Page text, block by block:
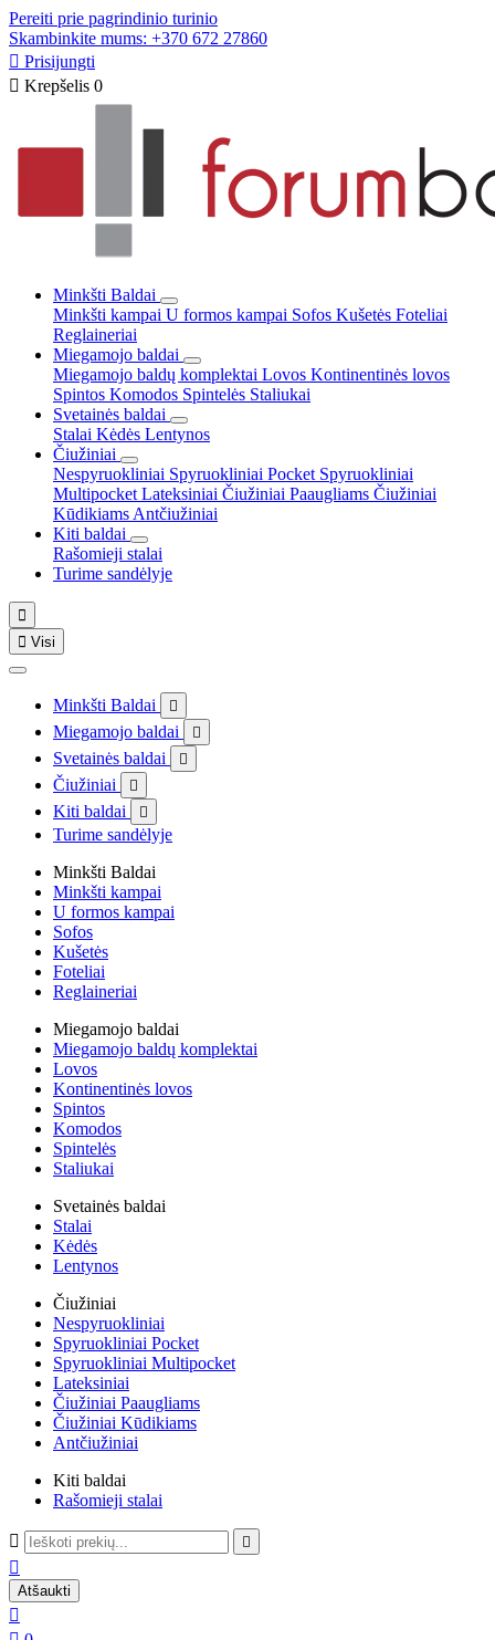
Pereiti prie pagrindinio turinio
Skambinkite mums: +370 672 27860
 Prisijungti
 Krepšelis 0
Minkšti Baldai
Minkšti kampai U formos kampai Sofos Kušetės Foteliai
Reglaineriai
Miegamojo baldai
Miegamojo baldų komplektai Lovos Kontinentinės lovos
Spintos Komodos Spintelės Staliukai
Svetainės baldai
Stalai Kėdės Lentynos
Čiužiniai
Nespyruokliniai Spyruokliniai Pocket Spyruokliniai
Multipocket Lateksiniai Čiužiniai Paaugliams Čiužiniai
Kūdikiams Antčiužiniai
Kiti baldai
Rašomieji stalai
Turime sandėlyje

 Visi
Minkšti Baldai 
Miegamojo baldai 
Svetainės baldai 
Čiužiniai 
Kiti baldai 
Turime sandėlyje
Minkšti Baldai
Minkšti kampai
U formos kampai
Sofos
Kušetės
Foteliai
Reglaineriai
Miegamojo baldai
Miegamojo baldų komplektai
Lovos
Kontinentinės lovos
Spintos
Komodos
Spintelės
Staliukai
Svetainės baldai
Stalai
Kėdės
Lentynos
Čiužiniai
Nespyruokliniai
Spyruokliniai Pocket
Spyruokliniai Multipocket
Lateksiniai
Čiužiniai Paaugliams
Čiužiniai Kūdikiams
Antčiužiniai
Kiti baldai
Rašomieji stalai
 

Atšaukti
